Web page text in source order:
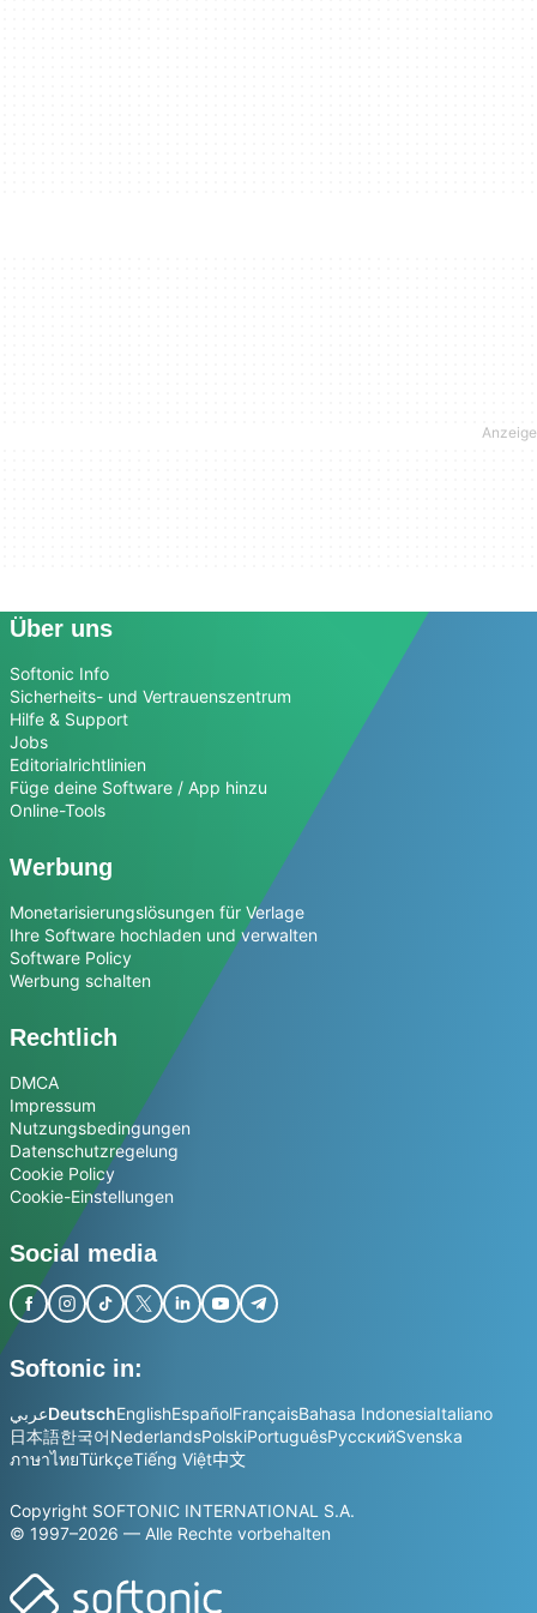
Über uns
Softonic Info
Sicherheits- und Vertrauenszentrum
Hilfe & Support
Jobs
Editorialrichtlinien
Füge deine Software / App hinzu
Online-Tools
Werbung
Monetarisierungslösungen für Verlage
Ihre Software hochladen und verwalten
Software Policy
Werbung schalten
Rechtlich
DMCA
Impressum
Nutzungsbedingungen
Datenschutzregelung
Cookie Policy
Cookie-Einstellungen
Social media
Softonic in:
عربيDeutschEnglishEspañolFrançaisBahasa IndonesiaItaliano
日本語한국어NederlandsPolskiPortuguêsРусскийSvenska
ภาษาไทยTürkçeTiếng Việt中文
Copyright SOFTONIC INTERNATIONAL S.A.
© 1997–2026 — Alle Rechte vorbehalten